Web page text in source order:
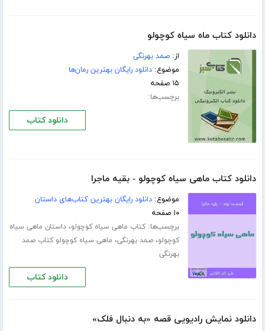
دانلود کتاب ماه سیاه کوچولو
از:صمد بهرنگی
موضوع:دانلود رایگان بهترین رمان‌ها
۱۵ صفحه
برچسب‌ها:
دانلود کتاب
دانلود کتاب ماهی سیاه کوچولو - بقیه ماجرا
موضوع:دانلود رایگان بهترین کتاب‌های داستان
۱۰ صفحه
برچسب‌ها:کتاب ماهی سیاه کوچولو،داستان ماهی سیاه
کوچولو،صمد بهرنگی، ماهی سیاه کوچولو کتاب صمد
بهرنگی
دانلود کتاب
دانلود نمایش رادیویی قصه «به دنبال فلک»